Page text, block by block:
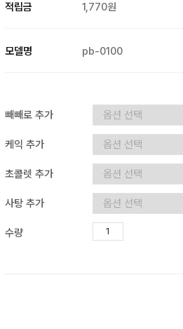
적립금 1,770원
모델명 pb-0100
빼빼로 추가
케익 추가
초콜렛 추가
사탕 추가
수량